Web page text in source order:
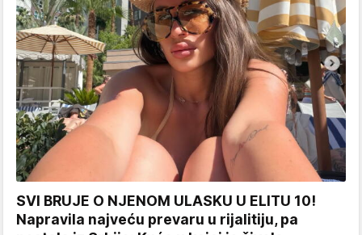
SVI BRUJE O NJENOM ULASKU U ELITU 10!
Napravila najveću prevaru u rijalitiju, pa